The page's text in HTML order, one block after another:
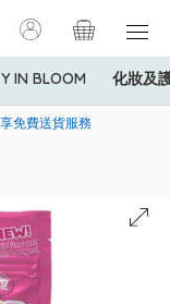
IN BLOOM 化妝及
5%簽賬回贈！
免費送貨服務
額少於HK$600(折